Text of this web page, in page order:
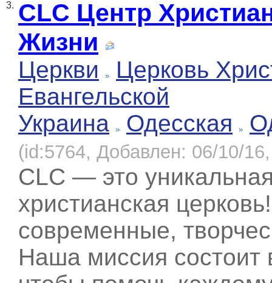
3. CLC Центр
Жизни
Церкви
Церковь
Евангельской
Украина
Одесская
(id:5764, Добавлен: 06/10/
CLC — это
христианская
современные,
Наша миссия состоит